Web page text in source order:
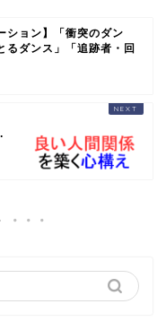
ション】「衝突のダン
るダンス」「追跡者・回